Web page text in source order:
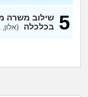
5 שילוב משרה
בכלכלה (אלון, בן